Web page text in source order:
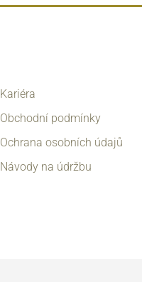
Kariéra
Obchodní podmínky
Ochrana osobních údajů
Návody na údržbu